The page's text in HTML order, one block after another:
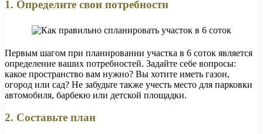
1. Определите свои потребности
Первым шагом при планировании участка в 6 соток является
определение ваших потребностей. Задайте себе вопросы:
какое пространство вам нужно? Вы хотите иметь газон,
огород или сад? Не забудьте также учесть место для парковки
автомобиля, барбекю или детской площадки.
2. Составьте план